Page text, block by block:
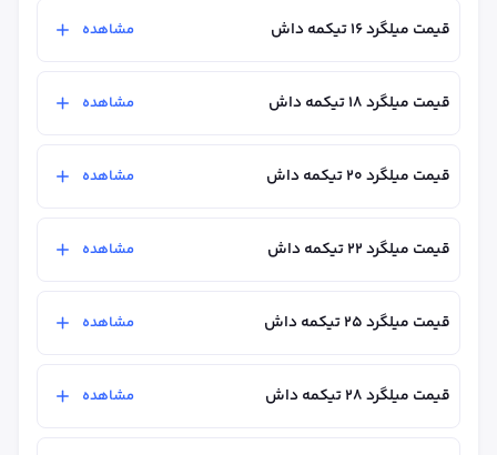
قیمت میلگرد ۱۶ تیکمه داش مشاهده
قیمت میلگرد ۱۸ تیکمه داش مشاهده
قیمت میلگرد ۲۰ تیکمه داش مشاهده
قیمت میلگرد ۲۲ تیکمه داش مشاهده
قیمت میلگرد ۲۵ تیکمه داش مشاهده
قیمت میلگرد ۲۸ تیکمه داش مشاهده